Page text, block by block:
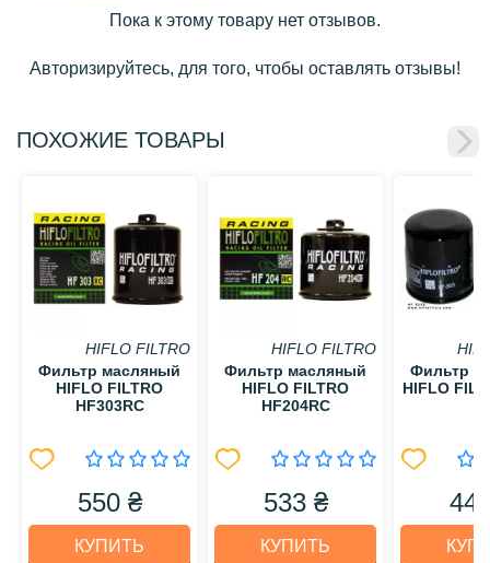
Пока к этому товару нет отзывов.
Авторизируйтесь, для того, чтобы оставлять отзывы!
ПОХОЖИЕ ТОВАРЫ
HIFLO FILTRO
Фильтр масляный
HIFLO FILTRO
HF303RC
550 ₴
КУПИТЬ
HIFLO FILTRO
Фильтр масляный
HIFLO FILTRO
HF204RC
533 ₴
КУПИТЬ
Фильтр
HIFLO